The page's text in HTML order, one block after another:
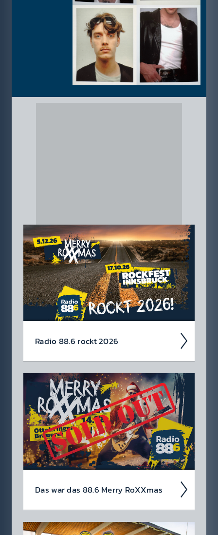
Radio 88.6 rockt 2026
Auch 2026 heißt es: Wir sind ROCK­FEST!
Jetzt schon die Tickets für unsere 88.6 Events
checken.
Das war das 88.6 Merry RoXXmas
Wir haben ge­meinsam Weih­nachten